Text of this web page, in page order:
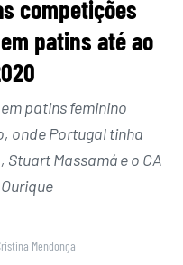
competições
patins até ao
patins feminino
onde Portugal tinha
Massamá e o CA
Mendonça